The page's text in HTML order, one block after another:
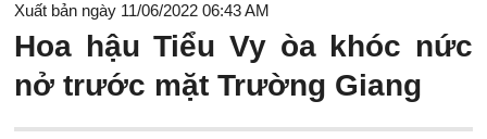
Xuất bản ngày 11/06/2022 06:43 AM
Hoa hậu Tiểu Vy òa khóc nức
nở trước mặt Trường Giang